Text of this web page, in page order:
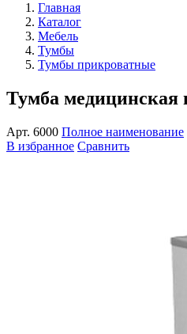
Главная
Каталог
Мебель
Тумбы
Тумбы прикроватные
Тумба
Арт. 6000 Полное наименование
В избранное Сравнить